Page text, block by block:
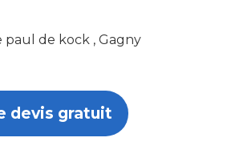
paul de kock , Gagny
devis gratuit